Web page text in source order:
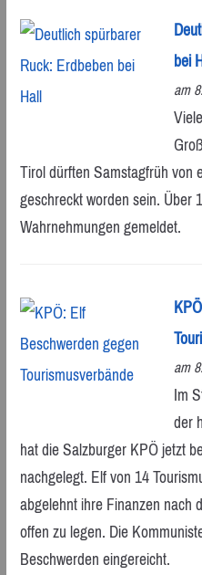
bei
am
Tirol dürften Samstagfrüh
geschreckt worden sein. Über
Wahrnehmungen gemeldet.
am
Im
der
hat die Salzburger KPÖ jetzt
nachgelegt. Elf von 14
abgelehnt ihre Finanzen nach
offen zu legen. Die
Beschwerden eingereicht.